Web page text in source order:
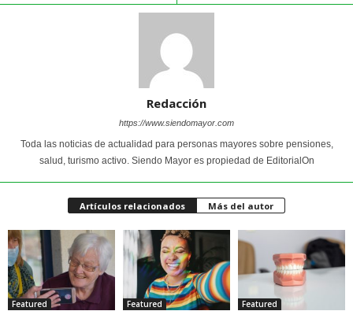
Redacción
https://www.siendomayor.com
Toda las noticias de actualidad para personas mayores sobre pensiones,
salud, turismo activo. Siendo Mayor es propiedad de EditorialOn
Artículos relacionados Más del autor
Featured Featured Featured